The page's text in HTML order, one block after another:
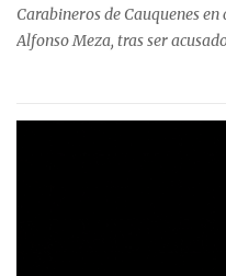
Carabineros de Cauquenes
Alfonso Meza, tras ser
relató que los hechos